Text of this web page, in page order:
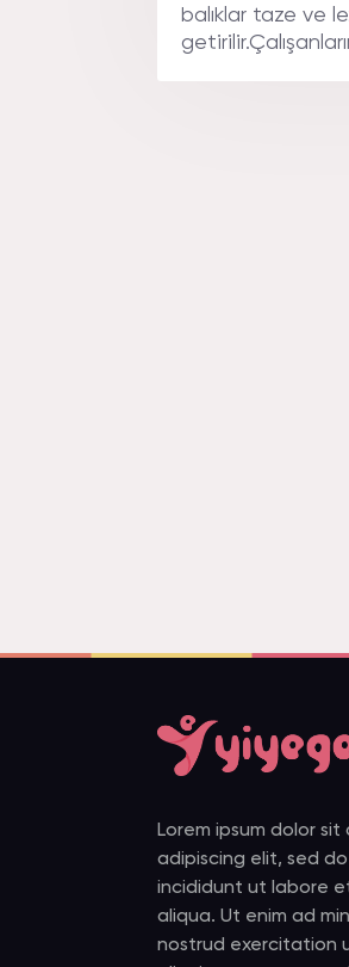
balıklar taze ve
Lorem ipsum dolor
adipiscing elit, sed
incididunt ut labore
aliqua. Ut enim ad
nostrud exercitation